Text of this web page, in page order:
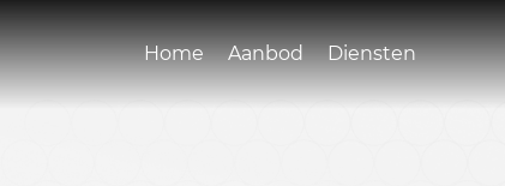
Home Aanbod Diensten